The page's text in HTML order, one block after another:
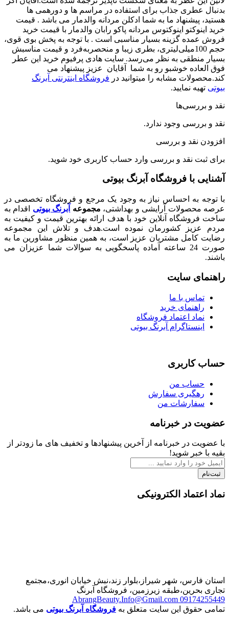
جذاب برای استفاده در مراسم ها و دورهمی ها
ما به شما ادکلن مردانه والدمار می باشد . قیمت
اینوکتوس مردانه پاکو رابان والدمار با قیمت خرید
گزینه بسیار مناسبی است . با توجه به پخش بوی قوی،
حجم 100میلی‌لیتری، بطری زیبا و منحصربه‌فرد و قیمت مناسبش
به نظر می‌رسد. سایت هادی پرفیوم خرید این عطر
خوشبو رو به شما آقایان عزیز پیشنهاد می
مشابه را میتوانید درفروشگاه اینترنتی آبرنگ
نمایید.
وجود ندارد.
و بررسی
نقد و بررسیوارد حساب کاربریخود شوید.
با فروشگاه آبرنگ بیوتی
به احساس نیاز به وجود یک مرجع و فروشگاه تخصصی در
آرایشی و بهداشتی،مجموعه آبرنگ بیوتی اقدام به
آنلاین خود با هدف ارائه بهترین قیمت و کیفیت به
کشورمان نموده است.هدف و تلاش این مجموعه
مشتریان عزیز است، به همین منظور مشاورین ما به
صورت 24 ساعته آماده پاسخگویی به سوالات شما عزیزان می
سایت
با ما
خرید
اعتماد فروشگاه
آبرنگ بیوتی
من
سفارش
من
خبرنامه
در خبرنامه از آخرین پیشنهادها و تخفیف های ما زودتر از
شوید!
الکترونیکی
شهر شیراز،بلوار زند،نبش خیابان انوری،مجتمع
زیرزمین، فروشگاه آبرنگ
AbrangBeauty.Info@Gmail.com
این سایت متعلق به فروشگاه آبرنگ بیوتی می باشد.